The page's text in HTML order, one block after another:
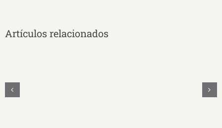
Artículos relacionados